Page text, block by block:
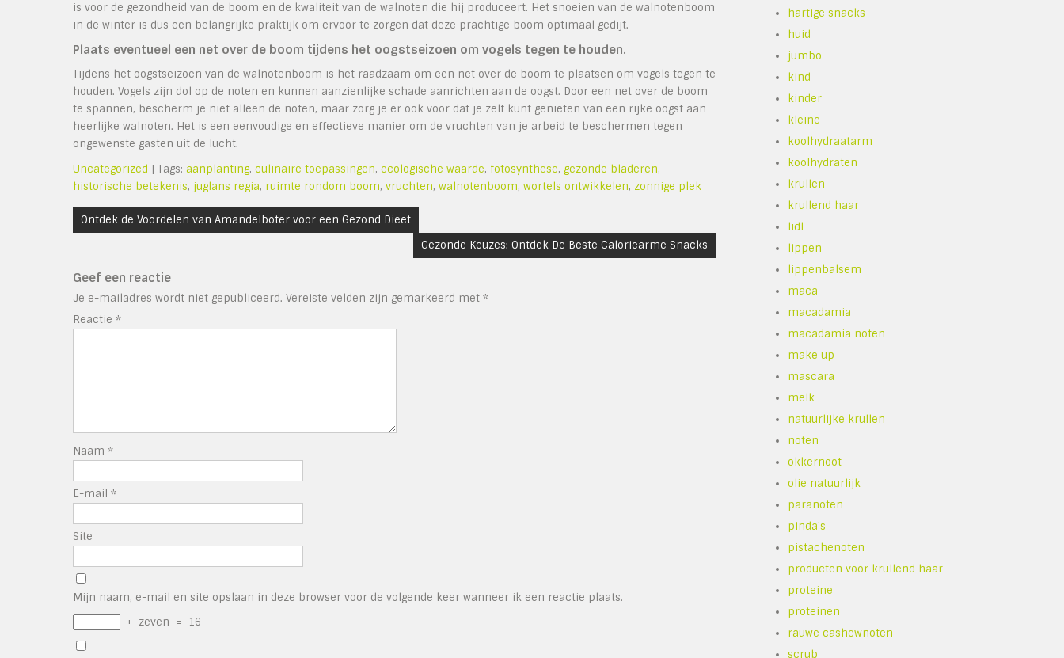
is voor de gezondheid van de boom en de kwaliteit van de walnoten die hij produceert. Het snoeien van de walnotenboom
in de winter is dus een belangrijke praktijk om ervoor te zorgen dat deze prachtige boom optimaal gedijt.
Plaats eventueel een net over de boom tijdens het oogstseizoen om vogels tegen te houden.
Tijdens het oogstseizoen van de walnotenboom is het raadzaam om een net over de boom te plaatsen om vogels tegen te
houden. Vogels zijn dol op de noten en kunnen aanzienlijke schade aanrichten aan de oogst. Door een net over de boom
te spannen, bescherm je niet alleen de noten, maar zorg je er ook voor dat je zelf kunt genieten van een rijke oogst aan
heerlijke walnoten. Het is een eenvoudige en effectieve manier om de vruchten van je arbeid te beschermen tegen
ongewenste gasten uit de lucht.
Uncategorized | Tags: aanplanting, culinaire toepassingen, ecologische waarde, fotosynthese, gezonde bladeren,
historische betekenis, juglans regia, ruimte rondom boom, vruchten, walnotenboom, wortels ontwikkelen, zonnige plek
Bericht
navigatie
Ontdek de Voordelen van Amandelboter voor een Gezond Dieet
Gezonde Keuzes: Ontdek De Beste Caloriearme Snacks
Geef een reactie
Je e-mailadres wordt niet gepubliceerd. Vereiste velden zijn gemarkeerd met *
Reactie *
Naam *
E-mail *
Site
Mijn naam, e-mail en site opslaan in deze browser voor de volgende keer wanneer ik een reactie plaats.
+ zeven = 16
hartige snacks
huid
jumbo
kind
kinder
kleine
koolhydraatarm
koolhydraten
krullen
krullend haar
lidl
lippen
lippenbalsem
maca
macadamia
macadamia noten
make up
mascara
melk
natuurlijke krullen
noten
okkernoot
olie natuurlijk
paranoten
pinda's
pistachenoten
producten voor krullend haar
proteine
proteinen
rauwe cashewnoten
scrub